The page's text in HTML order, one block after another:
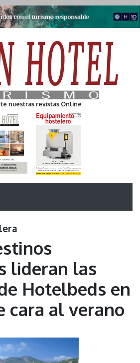
nuestras revistas Online
lideran las
Hotelbeds en
cara al verano